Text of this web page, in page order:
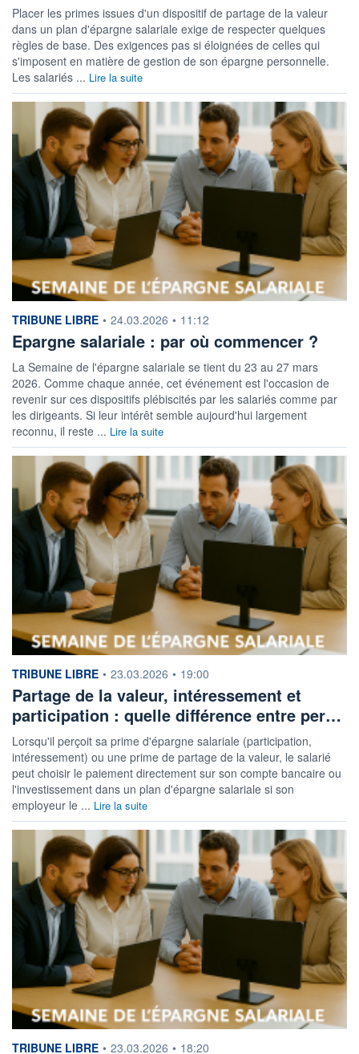
Placer les primes issues d'un dispositif de partage de la valeur
dans un plan d'épargne salariale exige de respecter quelques
règles de base. Des exigences pas si éloignées de celles qui
s'imposent en matière de gestion de son épargne personnelle.
Les salariés ... Lire la suite
information fournie par
TRIBUNE LIBRE • 24.03.2026 • 11:12
Epargne salariale : par où commencer ?
La Semaine de l'épargne salariale se tient du 23 au 27 mars
2026. Comme chaque année, cet événement est l'occasion de
revenir sur ces dispositifs plébiscités par les salariés comme par
les dirigeants. Si leur intérêt semble aujourd'hui largement
reconnu, il reste ... Lire la suite
information fournie par
TRIBUNE LIBRE • 23.03.2026 • 19:00
Partage de la valeur, intéressement et
participation : quelle différence entre per…
Lorsqu'il perçoit sa prime d'épargne salariale (participation,
intéressement) ou une prime de partage de la valeur, le salarié
peut choisir le paiement directement sur son compte bancaire ou
l'investissement dans un plan d'épargne salariale si son
employeur le ... Lire la suite
information fournie par
TRIBUNE LIBRE • 23.03.2026 • 18:20